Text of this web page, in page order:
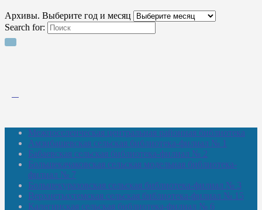
Архивы. Выберите год и месяц
Search for:
Межпоселенческая центральная районная библиотека
Амзибашевская сельская библиотека-филиал № 1
Бабаевская сельская библиотека-филиал № 2
Большекачаковская сельская модельная библиотека-
филиал № 7
Большекуразовская сельская библиотека-филиал № 3
Верхнетыхтемская сельская библиотека-филиал № 15
Калегинская сельская библиотека-филиал № 6